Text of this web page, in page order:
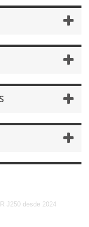
J250
J250 desde 2024